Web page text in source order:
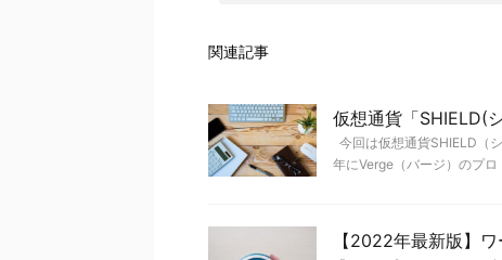
関連記事
仮想通貨「SHIELD(
今回は仮想通貨SHIELD（
年にVerge（バージ）のプ
【2022年最新版】